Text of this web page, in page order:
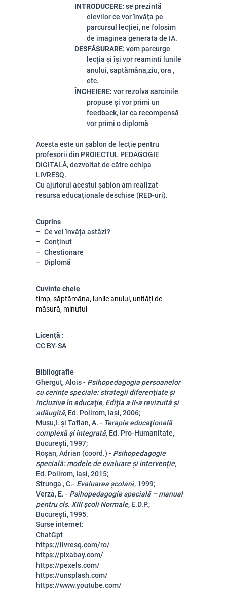
INTRODUCERE: se prezintă
elevilor ce vor învăța pe
parcursul lecției, ne folosim
de imaginea generata de IA.
DESFĂȘURARE: vom parcurge
lecția și își vor reaminti lunile
anului, saptămâna,ziu, ora ,
etc.
ÎNCHEIERE: vor rezolva sarcinile
propuse și vor primi un
feedback, iar ca recompensă
vor primi o diplomă
Acesta este un șablon de lecție pentru
profesorii din PROIECTUL PEDAGOGIE
DIGITALĂ, dezvoltat de către echipa
LIVRESQ.
Cu ajutorul acestui șablon am realizat
resursa educaționale deschise (RED-uri).
Cuprins
Ce vei învăța astăzi?
Conținut
Chestionare
Diplomă
Cuvinte cheie
timp, săptămâna, lunile anului, unități de
măsură, minutul
Licență :
CC BY-SA
Bibliografie
Gherguţ, Alois - Psihopedagogia persoanelor
cu cerinţe speciale: strategii diferenţiate şi
incluzive în educaţie, Ediţia a II-a revizuită şi
adăugită, Ed. Polirom, Iaşi, 2006;
Muşu,I. şi Taflan, A. - Terapie educaţională
complexă şi integrată, Ed. Pro-Humanitate,
Bucureşti, 1997;
Roșan, Adrian (coord.) - Psihopedagogie
specială: modele de evaluare și intervenție,
Ed. Polirom, Iaşi, 2015;
Strunga , C.- Evaluarea şcolarǎ, 1999;
Verza, E. - Psihopedagogie specială – manual
pentru cls. XIII şcoli Normale, E.D.P.,
Bucureşti, 1995.
Surse internet:
ChatGpt
https://livresq.com/ro/
https://pixabay.com/
https://pexels.com/
https://unsplash.com/
https://www.youtube.com/